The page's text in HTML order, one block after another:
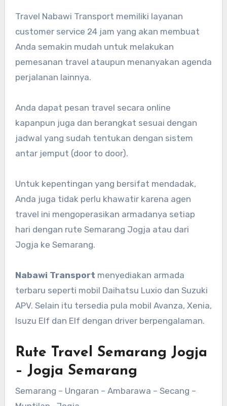
Travel Nabawi Transport memiliki layanan
customer service 24 jam yang akan membuat
Anda semakin mudah untuk melakukan
pemesanan travel ataupun menanyakan agenda
perjalanan lainnya.
Anda dapat pesan travel secara online
kapanpun juga dan berangkat sesuai dengan
jadwal yang sudah tentukan dengan sistem
antar jemput (door to door).
Untuk kepentingan yang bersifat mendadak,
Anda juga tidak perlu khawatir karena agen
travel ini mengoperasikan armadanya setiap
hari dengan rute Semarang Jogja atau dari
Jogja ke Semarang.
Nabawi Transport menyediakan armada
terbaru seperti mobil Daihatsu Luxio dan Suzuki
APV. Selain itu tersedia pula mobil Avanza, Xenia,
Isuzu Elf dan Elf dengan driver berpengalaman.
Rute Travel Semarang Jogja
– Jogja Semarang
Semarang – Ungaran – Ambarawa – Secang –